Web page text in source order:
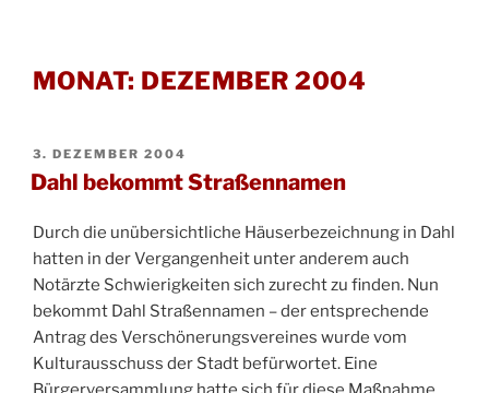
MONAT: DEZEMBER 2004
VERÖFFENTLICHT
AM
3. DEZEMBER 2004
Dahl bekommt Straßennamen
Durch die unübersichtliche Häuserbezeichnung in Dahl
hatten in der Vergangenheit unter anderem auch
Notärzte Schwierigkeiten sich zurecht zu finden. Nun
bekommt Dahl Straßennamen – der entsprechende
Antrag des Verschönerungsvereines wurde vom
Kulturausschuss der Stadt befürwortet. Eine